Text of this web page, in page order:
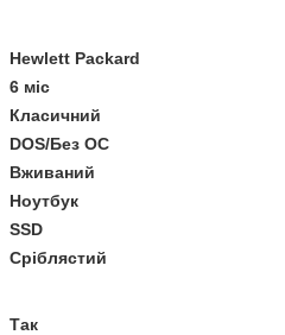
Hewlett Packard
6 міс
Класичний
DOS/Без ОС
Вживаний
Ноутбук
SSD
Сріблястий
Так